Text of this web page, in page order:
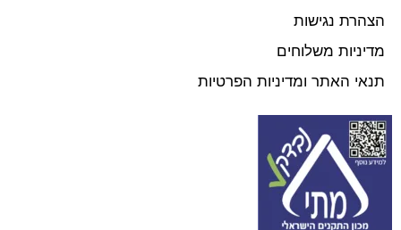
הצהרת נגישות
מדיניות משלוחים
תנאי האתר ומדיניות הפרטיות